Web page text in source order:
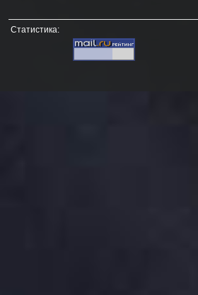
Статистика: